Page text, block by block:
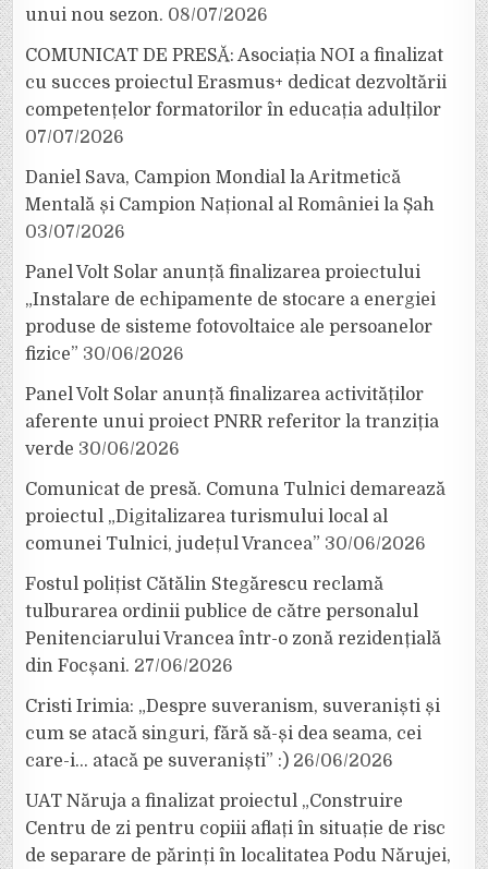
unui nou sezon. 08/07/2026
COMUNICAT DE PRESĂ: Asociația NOI a finalizat
cu succes proiectul Erasmus+ dedicat dezvoltării
competențelor formatorilor în educația adulților
07/07/2026
Daniel Sava, Campion Mondial la Aritmetică
Mentală și Campion Național al României la Șah
03/07/2026
Panel Volt Solar anunță finalizarea proiectului
„Instalare de echipamente de stocare a energiei
produse de sisteme fotovoltaice ale persoanelor
fizice” 30/06/2026
Panel Volt Solar anunță finalizarea activităților
aferente unui proiect PNRR referitor la tranziția
verde 30/06/2026
Comunicat de presă. Comuna Tulnici demarează
proiectul „Digitalizarea turismului local al
comunei Tulnici, județul Vrancea” 30/06/2026
Fostul polițist Cătălin Stegărescu reclamă
tulburarea ordinii publice de către personalul
Penitenciarului Vrancea într-o zonă rezidențială
din Focșani. 27/06/2026
Cristi Irimia: „Despre suveranism, suveraniști și
cum se atacă singuri, fără să-și dea seama, cei
care-i… atacă pe suveraniști” :) 26/06/2026
UAT Năruja a finalizat proiectul „Construire
Centru de zi pentru copiii aflați în situație de risc
de separare de părinți în localitatea Podu Nărujei,